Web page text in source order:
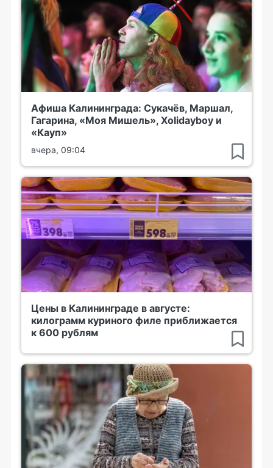
Афиша Калининграда: Сукачёв, Маршал,
Гагарина, «Моя Мишель», Xolidayboy и
«Кауп»
вчера, 09:04
Цены в Калининграде в августе:
килограмм куриного филе приближается
к 600 рублям